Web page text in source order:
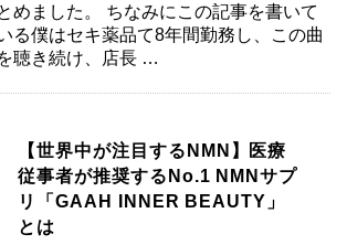
めました。 ちなみにこの記事を書いて
る僕はセキ薬品て8年間勤務し、この曲
聴き続け、店長 …
【世界中が注目するNMN】医療
従事者が推奨するNo.1 NMNサプ
リ「GAAH INNER BEAUTY」
とは